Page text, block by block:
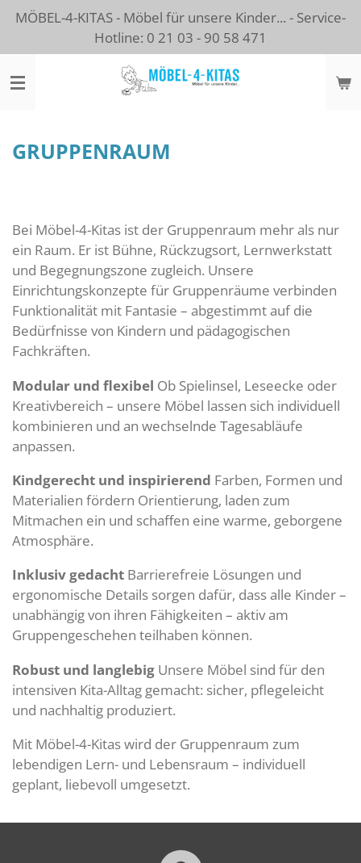
Zum
springen
MÖBEL-4-KITAS - Möbel für unsere Kinder... - Service-
Hotline: 0 21 03 - 90 58 471
GRUPPENRAUM
Bei Möbel-4-Kitas ist der Gruppenraum mehr als nur
ein Raum. Er ist Bühne, Rückzugsort, Lernwerkstatt
und Begegnungszone zugleich. Unsere
Einrichtungskonzepte für Gruppenräume verbinden
Funktionalität mit Fantasie – abgestimmt auf die
Bedürfnisse von Kindern und pädagogischen
Fachkräften.
Modular und flexibel Ob Spielinsel, Leseecke oder
Kreativbereich – unsere Möbel lassen sich individuell
kombinieren und an wechselnde Tagesabläufe
anpassen.
Kindgerecht und inspirierend Farben, Formen und
Materialien fördern Orientierung, laden zum
Mitmachen ein und schaffen eine warme, geborgene
Atmosphäre.
Inklusiv gedacht Barrierefreie Lösungen und
ergonomische Details sorgen dafür, dass alle Kinder –
unabhängig von ihren Fähigkeiten – aktiv am
Gruppengeschehen teilhaben können.
Robust und langlebig Unsere Möbel sind für den
intensiven Kita-Alltag gemacht: sicher, pflegeleicht
und nachhaltig produziert.
Mit Möbel-4-Kitas wird der Gruppenraum zum
lebendigen Lern- und Lebensraum – individuell
geplant, liebevoll umgesetzt.